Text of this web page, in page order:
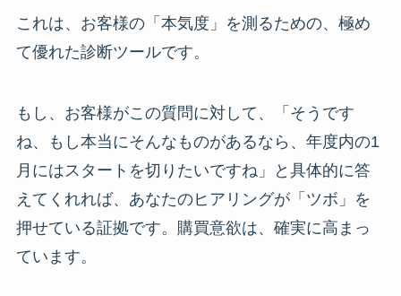
これは、お客様の「本気度」を測るための、極め
て優れた診断ツールです。
もし、お客様がこの質問に対して、「そうです
ね、もし本当にそんなものがあるなら、年度内の1
月にはスタートを切りたいですね」と具体的に答
えてくれれば、あなたのヒアリングが「ツボ」を
押せている証拠です。購買意欲は、確実に高まっ
ています。